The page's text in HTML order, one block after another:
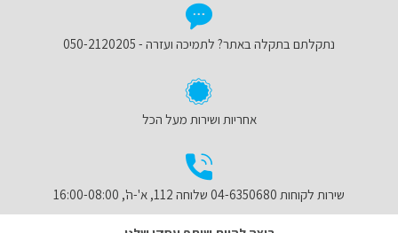
נתקלתם בתקלה באתר? לתמיכה ועזרה - 050-2120205
אחריות ושירות מעל הכל
שירות לקוחות 04-6350680 שלוחה 112, א'-ה', 16:00-08:00